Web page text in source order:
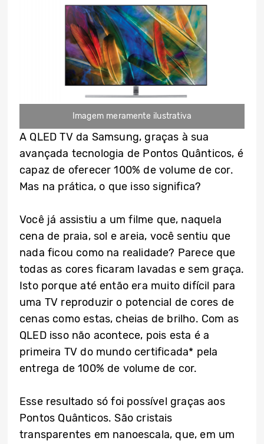
Imagem meramente ilustrativa
A QLED TV da Samsung, graças à sua
avançada tecnologia de Pontos Quânticos, é
capaz de oferecer 100% de volume de cor.
Mas na prática, o que isso significa?
Você já assistiu a um filme que, naquela
cena de praia, sol e areia, você sentiu que
nada ficou como na realidade? Parece que
todas as cores ficaram lavadas e sem graça.
Isto porque até então era muito difícil para
uma TV reproduzir o potencial de cores de
cenas como estas, cheias de brilho. Com as
QLED isso não acontece, pois esta é a
primeira TV do mundo certificada* pela
entrega de 100% de volume de cor.
Esse resultado só foi possível graças aos
Pontos Quânticos. São cristais
transparentes em nanoescala, que, em um